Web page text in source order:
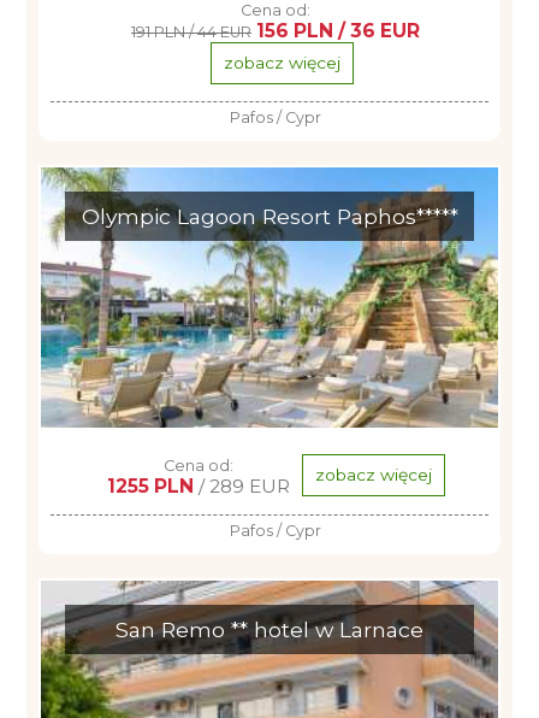
Cena od:
191 PLN / 44 EUR 156 PLN / 36 EUR
zobacz więcej
Pafos / Cypr
Olympic Lagoon Resort Paphos*****
Cena od:
1255 PLN / 289 EUR zobacz więcej
Pafos / Cypr
San Remo ** hotel w Larnace